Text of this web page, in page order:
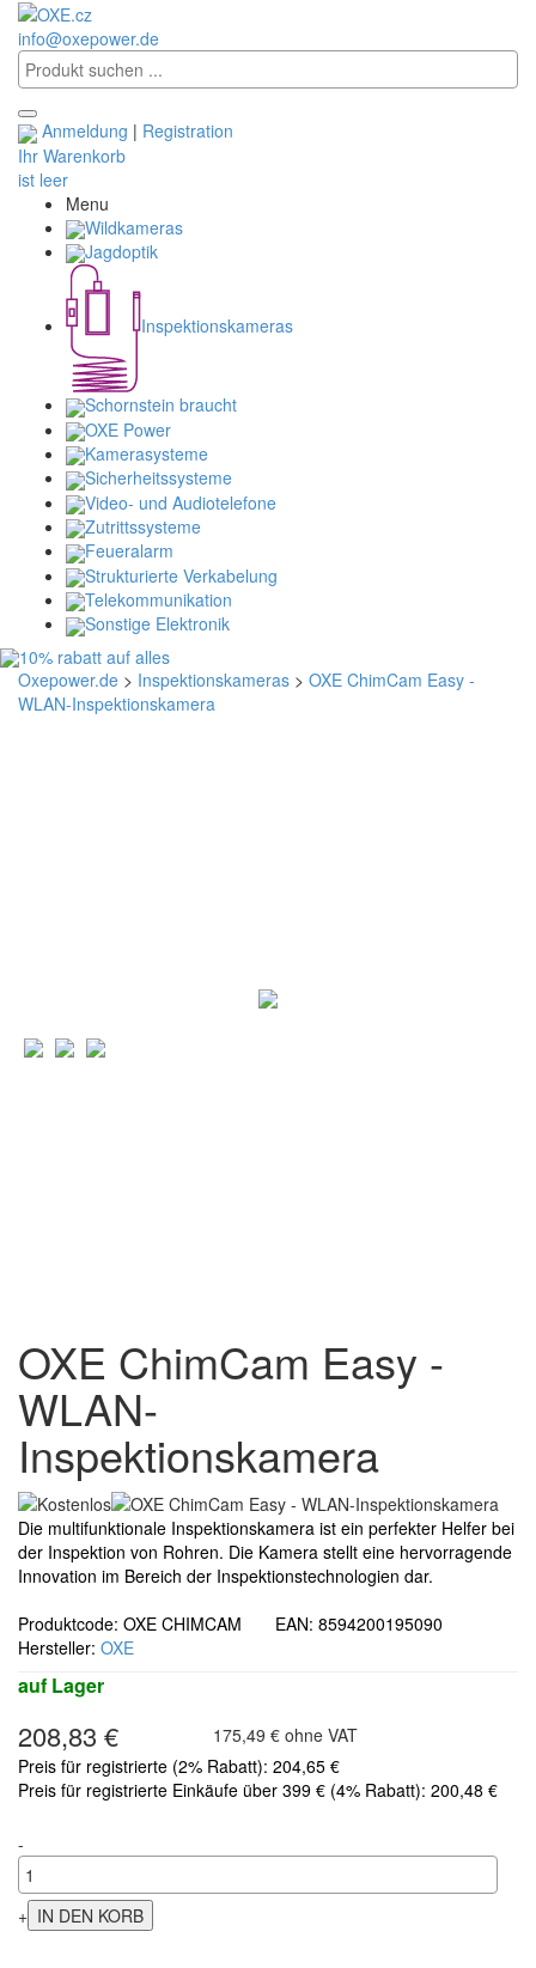
info@oxepower.de
Anmeldung | Registration
Ihr Warenkorb
ist leer
Menu
Wildkameras
Jagdoptik
Inspektionskameras
Schornstein braucht
OXE Power
Kamerasysteme
Sicherheitssysteme
Video- und Audiotelefone
Zutrittssysteme
Feueralarm
Strukturierte Verkabelung
Telekommunikation
Sonstige Elektronik
Oxepower.de > Inspektionskameras > OXE ChimCam Easy -
WLAN-Inspektionskamera
OXE ChimCam Easy -
WLAN-
Inspektionskamera
Die multifunktionale Inspektionskamera ist ein perfekter Helfer bei
der Inspektion von Rohren. Die Kamera stellt eine hervorragende
Innovation im Bereich der Inspektionstechnologien dar.
Produktcode: OXE CHIMCAM EAN: 8594200195090
Hersteller: OXE
auf Lager
208,83 €
175,49 € ohne VAT
Preis für registrierte (2% Rabatt): 204,65 €
Preis für registrierte Einkäufe über 399 € (4% Rabatt): 200,48 €
-
+